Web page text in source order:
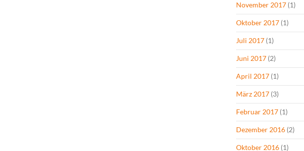
November 2017 (1)
Oktober 2017 (1)
Juli 2017 (1)
Juni 2017 (2)
April 2017 (1)
März 2017 (3)
Februar 2017 (1)
Dezember 2016 (2)
Oktober 2016 (1)